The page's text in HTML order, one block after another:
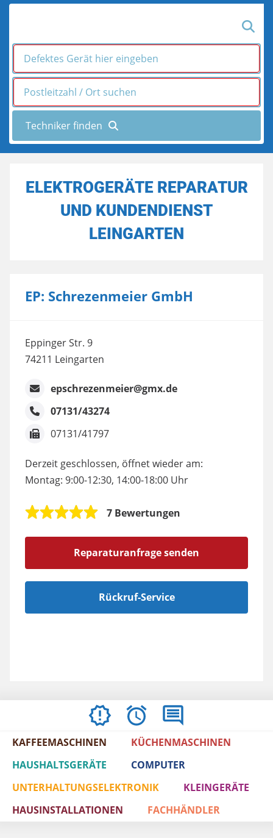
ELEKTROGERÄTE REPARATUR
UND KUNDENDIENST
LEINGARTEN
EP: Schrezenmeier GmbH
Eppinger Str. 9
74211 Leingarten
epschrezenmeier@gmx.de
07131/43274
07131/41797
Derzeit geschlossen, öffnet wieder am:
Montag: 9:00-12:30, 14:00-18:00 Uhr
7 Bewertungen
Reparaturanfrage senden
Rückruf-Service
ÖFFNUNGSZEITEN
BEWERTUNGEN
IMPRESSUM
AGBS
KAFFEEMASCHINEN
KÜCHENMASCHINEN
HAUSHALTSGERÄTE
COMPUTER
UNTERHALTUNGSELEKTRONIK
KLEINGERÄTE
HAUSINSTALLATIONEN
FACHHÄNDLER